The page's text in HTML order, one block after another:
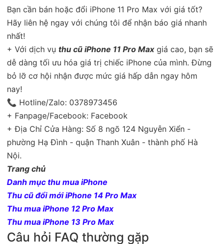
Bạn cần bán hoặc đổi iPhone 11 Pro Max với giá tốt?
Hãy liên hệ ngay với chúng tôi để nhận báo giá nhanh
nhất!
+ Với dịch vụ thu cũ iPhone 11 Pro Maxgiá cao, bạn sẽ
dễ dàng tối ưu hóa giá trị chiếc iPhone của mình. Đừng
bỏ lỡ cơ hội nhận được mức giá hấp dẫn ngay hôm
nay!
📞 Hotline/Zalo: 0378973456
+ Fanpage/Facebook: Facebook
+ Địa Chỉ Cửa Hàng: Số 8 ngõ 124 Nguyễn Xiển -
phường Hạ Đình - quận Thanh Xuân - thành phố Hà
Nội.
Trang chủ
Danh mục thu mua iPhone
Thu cũ đổi mới iPhone 14 Pro Max
Thu mua iPhone 12 Pro Max
Thu mua iPhone 13 Pro Max
Câu hỏi FAQ thường gặp